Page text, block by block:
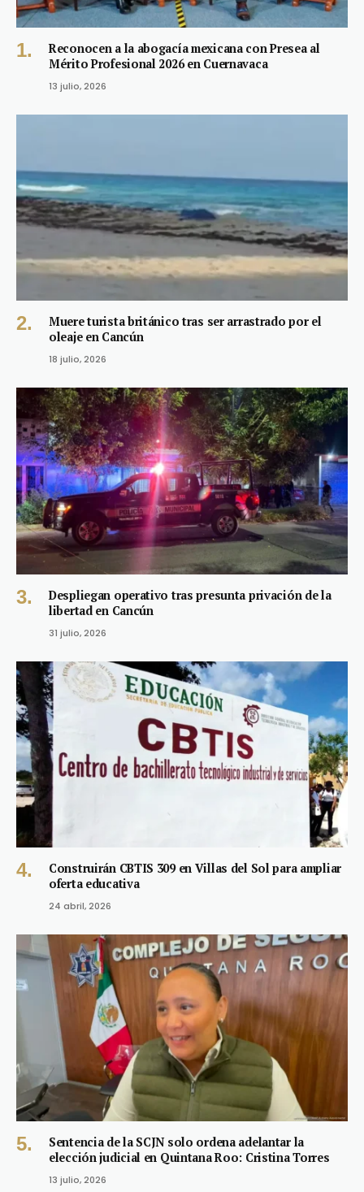
Reconocen a la abogacía mexicana con Presea al
Mérito Profesional 2026 en Cuernavaca
13 julio, 2026
Muere turista británico tras ser arrastrado por el
oleaje en Cancún
18 julio, 2026
Despliegan operativo tras presunta privación de la
libertad en Cancún
31 julio, 2026
Construirán CBTIS 309 en Villas del Sol para ampliar
oferta educativa
24 abril, 2026
Sentencia de la SCJN solo ordena adelantar la
elección judicial en Quintana Roo: Cristina Torres
13 julio, 2026